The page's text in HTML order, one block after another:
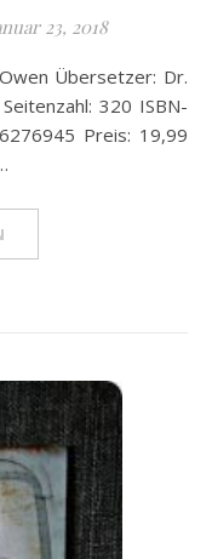
23, 2018
320 ISBN-
Preis: 19,99